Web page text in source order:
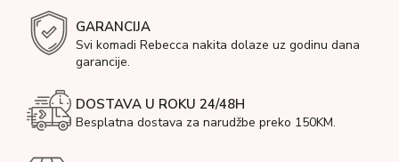
GARANCIJA
Svi komadi Rebecca nakita dolaze uz godinu dana
garancije.
DOSTAVA U ROKU 24/48H
Besplatna dostava za narudžbe preko 150KM.